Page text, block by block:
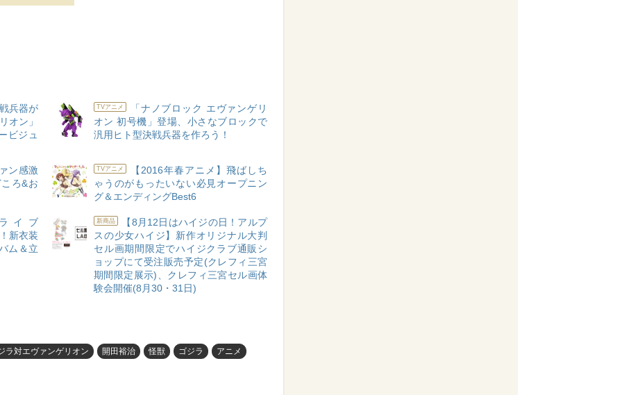
兵器が
オン」
ビジュ
TVアニメ
「ナノブロック エヴァンゲリ
オン 初号機」登場、小さなブロックで
汎用ヒト型決戦兵器を作ろう！
ン感激
ろ&お
TVアニメ
【2016年春アニメ】飛ばしち
ゃうのがもったいない必見オープニン
グ＆エンディングBest6
イブ
新衣装
ム＆立
新商品
【8月12日はハイジの日！アルプ
スの少女ハイジ】新作オリジナル大判
セル画期間限定でハイジクラブ通販シ
ョップにて受注販売予定(クレフィ三宮
期間限定展示)、クレフィ三宮セル画体
験会開催(8月30・31日)
ラ対エヴァンゲリオン 開田裕治 怪獣 ゴジラ アニメ